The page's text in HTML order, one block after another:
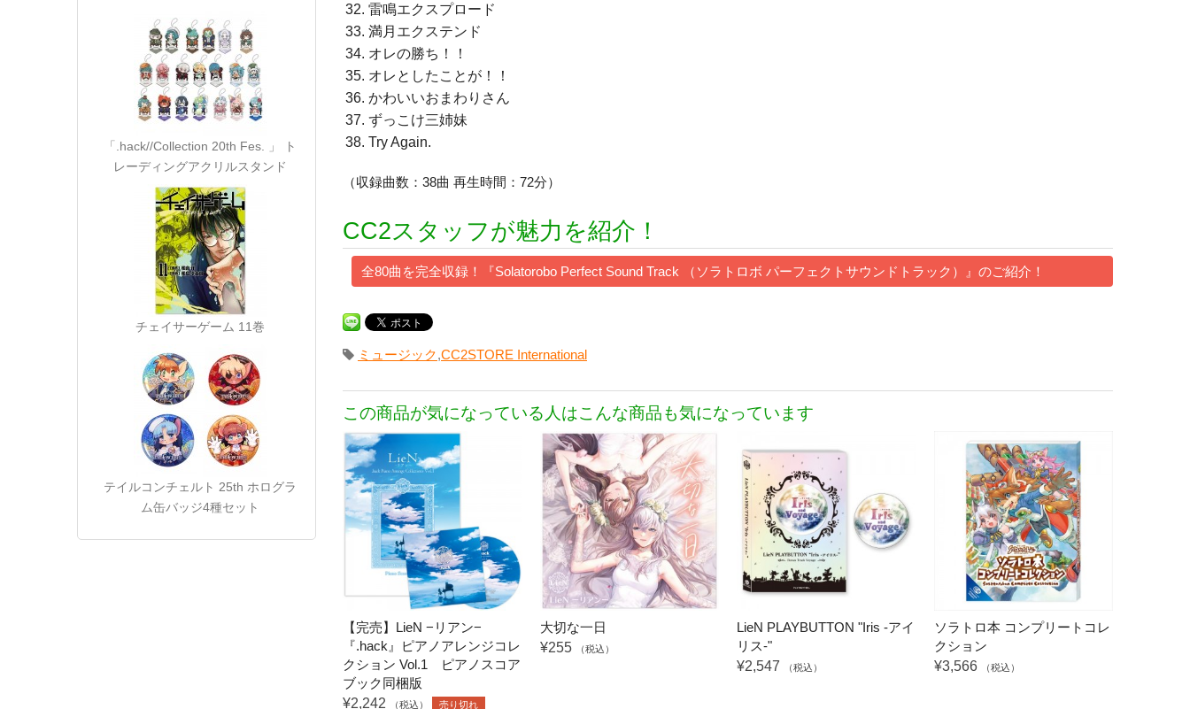
雷鳴エクスプロード
満月エクステンド
オレの勝ち！！
オレとしたことが！！
かわいいおまわりさん
ずっこけ三姉妹
Try Again.
（収録曲数：38曲 再生時間：72分）
CC2スタッフが魅力を紹介！
全80曲を完全収録！『Solatorobo Perfect Sound Track （ソラトロボ パーフェクトサウンドトラック）』のご紹介！
ミュージック,CC2STORE International
この商品が気になっている人はこんな商品も気になっています
【完売】LieN −リアン−
『.hack』ピアノアレンジコレ
クション Vol.1 ピアノスコア
ブック同梱版
¥2,242
（税込） 売り切れ
大切な一日
¥255
（税込）
LieN PLAYBUTTON "Iris -アイ
リス-"
¥2,547
（税込）
ソラトロ本 コンプリートコレ
クション
¥3,566
（税込）
「.hack//Collection 20th Fes. 」 ト
レーディングアクリルスタンド
チェイサーゲーム 11巻
テイルコンチェルト 25th ホログラ
ム缶バッジ4種セット